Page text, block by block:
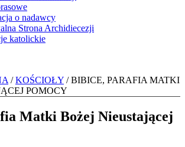
o nadawcy
Strona Archidiecezji
katolickie
/KOŚCIOŁY / BIBICE, PARAFIA MATKI
POMOCY
Matki Bożej Nieustającej